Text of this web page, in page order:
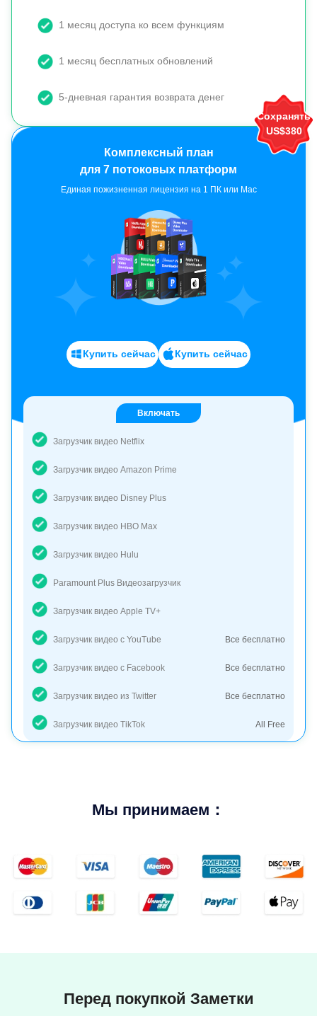
1 месяц доступа ко всем функциям
1 месяц бесплатных обновлений
5-дневная гарантия возврата денег
Сохранять
US$380
Единая пожизненная лицензия на 1 ПК или Mac
Купить сейчас Купить сейчас
Включать
Загрузчик видео Netflix
Загрузчик видео Amazon Prime
Загрузчик видео Disney Plus
Загрузчик видео HBO Max
Загрузчик видео Hulu
Paramount Plus Видеозагрузчик
Загрузчик видео Apple TV+
Загрузчик видео с YouTube Все бесплатно
Загрузчик видео с Facebook Все бесплатно
Загрузчик видео из Twitter Все бесплатно
Загрузчик видео TikTok All Free
Мы принимаем：
Перед покупкой Заметки